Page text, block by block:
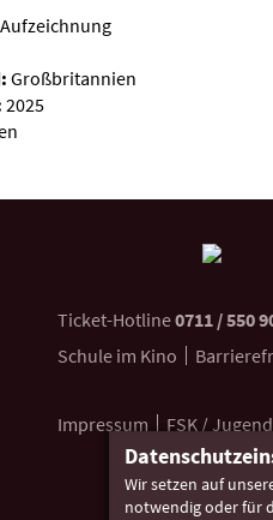
Aufzeichnung
Großbritannien
2025
Ticket-Hotline0711 / 550
Schule im Kino
Impressum FSK /
Wir setzen auf
notwendig oder für